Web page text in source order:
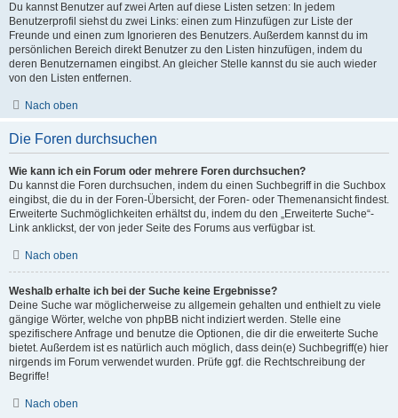
Du kannst Benutzer auf zwei Arten auf diese Listen setzen: In jedem
Benutzerprofil siehst du zwei Links: einen zum Hinzufügen zur Liste der
Freunde und einen zum Ignorieren des Benutzers. Außerdem kannst du im
persönlichen Bereich direkt Benutzer zu den Listen hinzufügen, indem du
deren Benutzernamen eingibst. An gleicher Stelle kannst du sie auch wieder
von den Listen entfernen.
Nach oben
Die Foren durchsuchen
Wie kann ich ein Forum oder mehrere Foren durchsuchen?
Du kannst die Foren durchsuchen, indem du einen Suchbegriff in die Suchbox
eingibst, die du in der Foren-Übersicht, der Foren- oder Themenansicht findest.
Erweiterte Suchmöglichkeiten erhältst du, indem du den „Erweiterte Suche“-
Link anklickst, der von jeder Seite des Forums aus verfügbar ist.
Nach oben
Weshalb erhalte ich bei der Suche keine Ergebnisse?
Deine Suche war möglicherweise zu allgemein gehalten und enthielt zu viele
gängige Wörter, welche von phpBB nicht indiziert werden. Stelle eine
spezifischere Anfrage und benutze die Optionen, die dir die erweiterte Suche
bietet. Außerdem ist es natürlich auch möglich, dass dein(e) Suchbegriff(e) hier
nirgends im Forum verwendet wurden. Prüfe ggf. die Rechtschreibung der
Begriffe!
Nach oben